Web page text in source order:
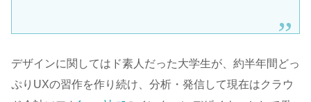
デザインに関してはド素人だった大学生が、約半年間どっ
ぷりUXの習作を作り続け、分析・発信して現在はクラウ